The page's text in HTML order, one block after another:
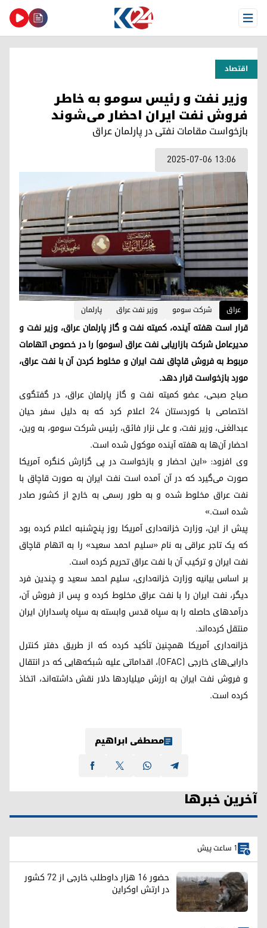
Open Menu
اقتصاد
وزیر نفت و رئیس سومو به خاطر
فروش نفت ایران احضار می‌شوند
بازخواست مقامات نفتی در پارلمان عراق
2025-07-06 13:06
عراق شرکت سومو وزیر نفت عراق پارلمان
قرار است هفته آینده، کمیته نفت و گاز پارلمان عراق، وزیر نفت و
مدیرعامل شرکت بازاریابی نفت عراق (سومو) را در خصوص اتهامات
مربوط به فروش قاچاق نفت ایران و مخلوط کردن آن با نفت عراق،
مورد بازخواست قرار دهد.
صباح صبحی، عضو کمیته نفت و گاز پارلمان عراق، در گفتگوی
اختصاصی با کوردستان ۲۴ اعلام کرد که به دلیل سفر حیان
عبدالغنی، وزیر نفت، و علی نزار فائق، رئیس شرکت سومو، به وین،
احضار آن‌ها به هفته آینده موکول شده است.
وی افزود: «این احضار و بازخواست در پی گزارش کنگره آمریکا
صورت می‌گیرد که در آن آمده است نفت ایران به صورت قاچاق با
نفت عراق مخلوط شده و به طور رسمی به خارج از کشور صادر
شده است.»
پیش از این، وزارت خزانه‌داری آمریکا روز پنج‌شنبه اعلام کرده بود
که یک تاجر عراقی به نام «سلیم احمد سعید» را به اتهام قاچاق
نفت ایران و ترکیب آن با نفت عراق تحریم کرده است.
بر اساس بیانیه وزارت خزانه‌داری، سلیم احمد سعید و چندین فرد
دیگر، نفت ایران را با نفت عراق مخلوط کرده و پس از فروش آن،
درآمدهای حاصله را به سپاه قدس وابسته به سپاه پاسداران ایران
منتقل کرده‌اند.
خزانه‌داری آمریکا همچنین تأکید کرده که از طریق دفتر کنترل
دارایی‌های خارجی (OFAC)، اقداماتی علیه شبکه‌هایی که در انتقال
و فروش نفت ایران به ارزش میلیاردها دلار نقش داشته‌اند، اتخاذ
کرده است.
مصطفی ابراهیم
آخرین خبرها
1 ساعت پیش
حضور ۱۶ هزار داوطلب خارجی از ۷۲ کشور
در ارتش اوکراین